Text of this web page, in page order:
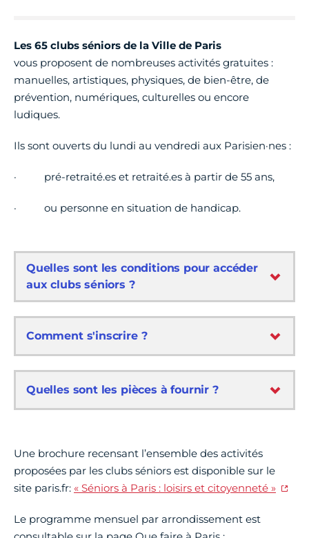
Les 65 clubs séniors de la Ville de Paris
vous proposent de nombreuses activités gratuites :
manuelles, artistiques, physiques, de bien-être, de
prévention, numériques, culturelles ou encore
ludiques.
Ils sont ouverts du lundi au vendredi aux Parisien·nes :
· pré-retraité.es et retraité.es à partir de 55 ans,
· ou personne en situation de handicap.
Quelles sont les conditions pour accéder
aux clubs séniors ?
Comment s'inscrire ?
Quelles sont les pièces à fournir ?
Une brochure recensant l’ensemble des activités
proposées par les clubs séniors est disponible sur le
site paris.fr: « Séniors à Paris : loisirs et citoyenneté »
Le programme mensuel par arrondissement est